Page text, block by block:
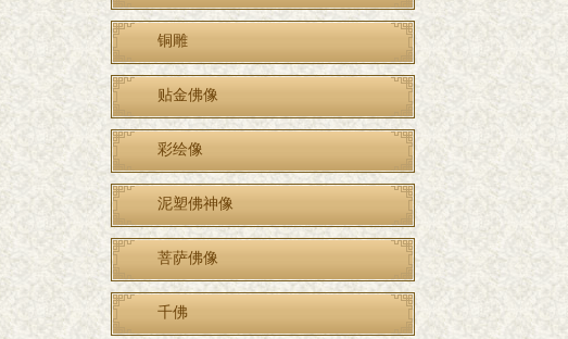
铜雕
贴金佛像
彩绘像
泥塑佛神像
菩萨佛像
千佛